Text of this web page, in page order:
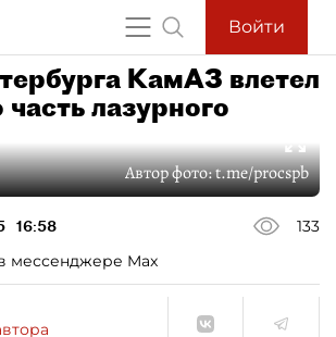
Войти
КамАЗ влетел
лазурного
Автор фото:t.me/procspb
16:58
133
мессенджере Max